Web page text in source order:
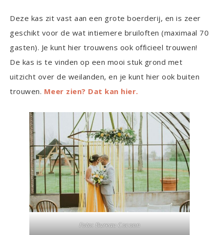
Deze kas zit vast aan een grote boerderij, en is zeer
geschikt voor de wat intiemere bruiloften (maximaal 70
gasten). Je kunt hier trouwens ook officieel trouwen!
De kas is te vinden op een mooi stuk grond met
uitzicht over de weilanden, en je kunt hier ook buiten
trouwen. Meer zien? Dat kan hier.
Foto: Bureau Cocoon